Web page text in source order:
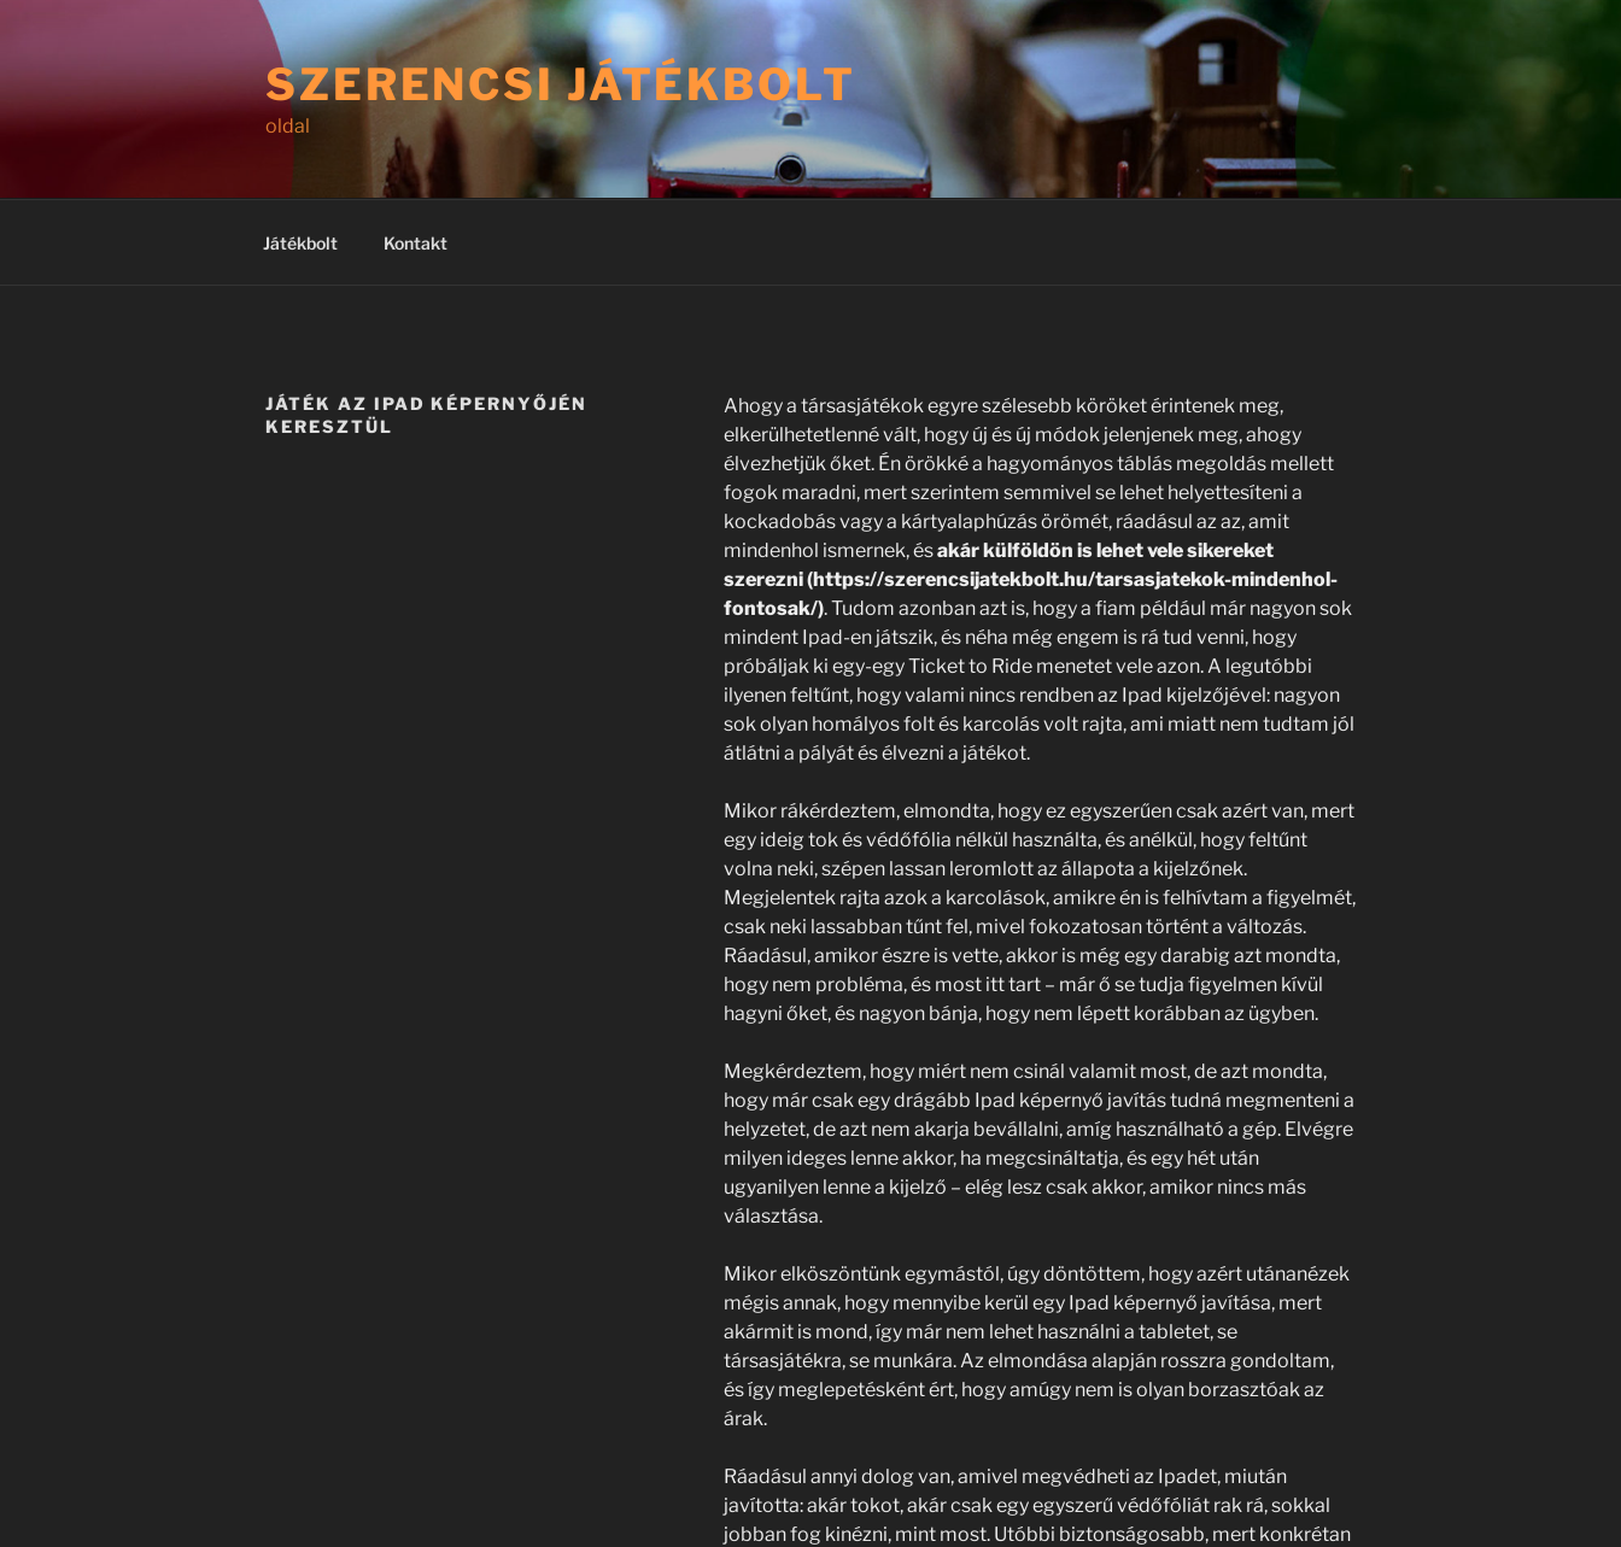
SZERENCSI JÁTÉKBOLT
oldal
Játékbolt Kontakt
JÁTÉK AZ IPAD KÉPERNYŐJÉN
KERESZTÜL
Ahogy a társasjátékok egyre szélesebb köröket érintenek meg,
elkerülhetetlenné vált, hogy új és új módok jelenjenek meg, ahogy
élvezhetjük őket. Én örökké a hagyományos táblás megoldás mellett
fogok maradni, mert szerintem semmivel se lehet helyettesíteni a
kockadobás vagy a kártyalaphúzás örömét, ráadásul az az, amit
mindenhol ismernek, ésakár külföldön is lehet vele sikereket
szerezni (https://szerencsijatekbolt.hu/tarsasjatekok-mindenhol-
fontosak/). Tudom azonban azt is, hogy a fiam például már nagyon sok
mindent Ipad-en játszik, és néha még engem is rá tud venni, hogy
próbáljak ki egy-egy Ticket to Ride menetet vele azon. A legutóbbi
ilyenen feltűnt, hogy valami nincs rendben az Ipad kijelzőjével: nagyon
sok olyan homályos folt és karcolás volt rajta, ami miatt nem tudtam jól
átlátni a pályát és élvezni a játékot.
Mikor rákérdeztem, elmondta, hogy ez egyszerűen csak azért van, mert
egy ideig tok és védőfólia nélkül használta, és anélkül, hogy feltűnt
volna neki, szépen lassan leromlott az állapota a kijelzőnek.
Megjelentek rajta azok a karcolások, amikre én is felhívtam a figyelmét,
csak neki lassabban tűnt fel, mivel fokozatosan történt a változás.
Ráadásul, amikor észre is vette, akkor is még egy darabig azt mondta,
hogy nem probléma, és most itt tart – már ő se tudja figyelmen kívül
hagyni őket, és nagyon bánja, hogy nem lépett korábban az ügyben.
Megkérdeztem, hogy miért nem csinál valamit most, de azt mondta,
hogy már csak egy drágább Ipad képernyő javítás tudná megmenteni a
helyzetet, de azt nem akarja bevállalni, amíg használható a gép. Elvégre
milyen ideges lenne akkor, ha megcsináltatja, és egy hét után
ugyanilyen lenne a kijelző – elég lesz csak akkor, amikor nincs más
választása.
Mikor elköszöntünk egymástól, úgy döntöttem, hogy azért utánanézek
mégis annak, hogy mennyibe kerül egy Ipad képernyő javítása, mert
akármit is mond, így már nem lehet használni a tabletet, se
társasjátékra, se munkára. Az elmondása alapján rosszra gondoltam,
és így meglepetésként ért, hogy amúgy nem is olyan borzasztóak az
árak.
Ráadásul annyi dolog van, amivel megvédheti az Ipadet, miután
javította: akár tokot, akár csak egy egyszerű védőfóliát rak rá, sokkal
jobban fog kinézni, mint most. Utóbbi biztonságosabb, mert konkrétan